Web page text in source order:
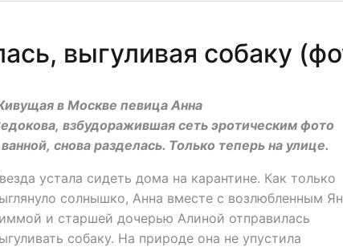
выгуливая собаку
в Москве певица Анна
взбудоражившая сеть эротическим фото
снова разделась. Только теперь на улице.
устала сидеть дома на карантине. Как только
солнышко, Анна вместе с возлюбленным
и старшей дочерью Алиной отправилась
собаку. На природе она не упустила